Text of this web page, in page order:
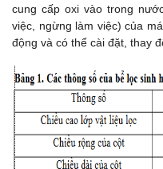
cung cấp oxi vào trong
việc, ngừng làm việc) của
động và có thể cài đặt, thay